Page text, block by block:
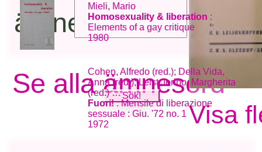
ämnesord:
Se alla ämnesord
Visa
Mieli, Mario
Homosexuality & liberation :
Elements of a gay critique
1980
Cohen, Alfredo (red.); Della Vida,
Anna (red.); Leist Jorino, Margherita
(red.) …
Fuori!: Mensile di liberazione
sessuale : Giu. '72 no. 1
1972